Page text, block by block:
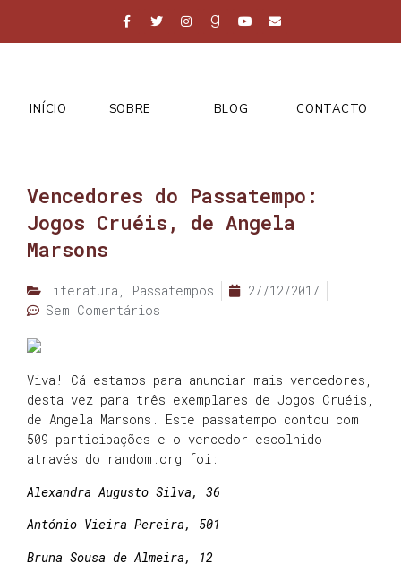
INÍCIO SOBRE BLOG CONTACTO
Vencedores do Passatempo:
Jogos Cruéis, de Angela
Marsons
Literatura , Passatempos
27/12/2017
Sem Comentários
Viva! Cá estamos para anunciar mais vencedores,
desta vez para três exemplares de Jogos Cruéis,
de Angela Marsons. Este passatempo contou com
509 participações e o vencedor escolhido
através do random.org foi:
Alexandra Augusto Silva, 36
António Vieira Pereira, 501
Bruna Sousa de Almeira, 12